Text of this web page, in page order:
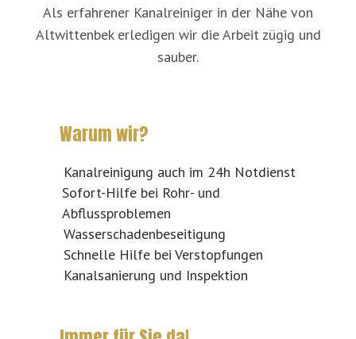
Als erfahrener Kanalreiniger in der Nähe von
Altwittenbek erledigen wir die Arbeit zügig und
sauber.
Warum wir?
Kanalreinigung auch im 24h Notdienst
Sofort-Hilfe bei Rohr- und
Abflussproblemen
Wasserschadenbeseitigung
Schnelle Hilfe bei Verstopfungen
Kanalsanierung und Inspektion